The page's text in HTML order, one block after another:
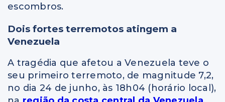
escombros.
Dois fortes terremotos atingem a
Venezuela
A tragédia que afetou a Venezuela teve o
seu primeiro terremoto, de magnitude 7,2,
no dia 24 de junho, às 18h04 (horário local),